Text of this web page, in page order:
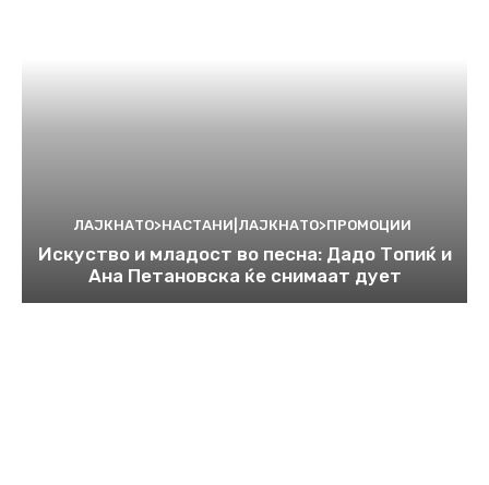
ЛАЈКНАТО>НАСТАНИ|ЛАЈКНАТО>ПРОМОЦИИ
Искуство и младост во песна: Дадо Топиќ и
Ана Петановска ќе снимаат дует